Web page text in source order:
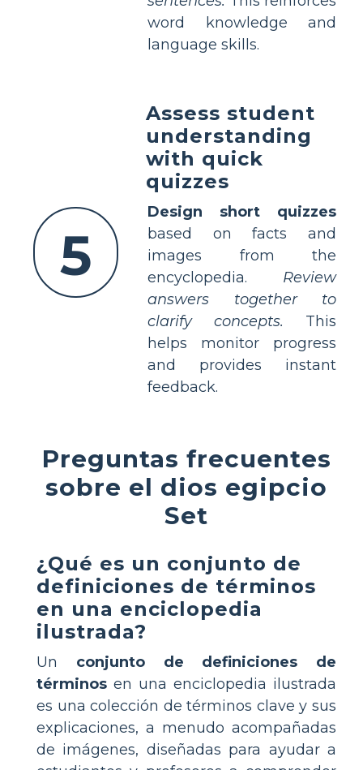
word knowledge and
language skills.
5
Assess student
understanding
with quick
quizzes
Design short quizzes
based on facts and
images from the
encyclopedia. Review
answers together to
clarify concepts. This
helps monitor progress
and provides instant
feedback.
Preguntas frecuentes
sobre el dios egipcio
Set
¿Qué es un conjunto de
definiciones de términos
en una enciclopedia
ilustrada?
Un conjunto de definiciones de
términos en una enciclopedia ilustrada
es una colección de términos clave y sus
explicaciones, a menudo acompañadas
de imágenes, diseñadas para ayudar a